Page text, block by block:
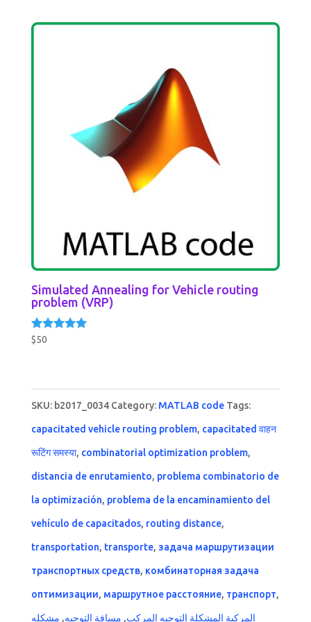
Simulated Annealing for Vehicle routing
problem (VRP)
Rated
$50
SKU: b2017_0034 Category: MATLAB code Tags:
capacitated vehicle routing problem, capacitated वाहन
रूटिंग समस्या, combinatorial optimization problem,
distancia de enrutamiento, problema combinatorio de
la optimización, problema de la encaminamiento del
vehículo de capacitados, routing distance,
transportation, transporte, задача маршрутизации
транспортных средств, комбинаторная задача
оптимизации, маршрутное расстояние, транспорт,
المركبة المشكلة التوجيه المركب, مسافة التوجيه, مشكله